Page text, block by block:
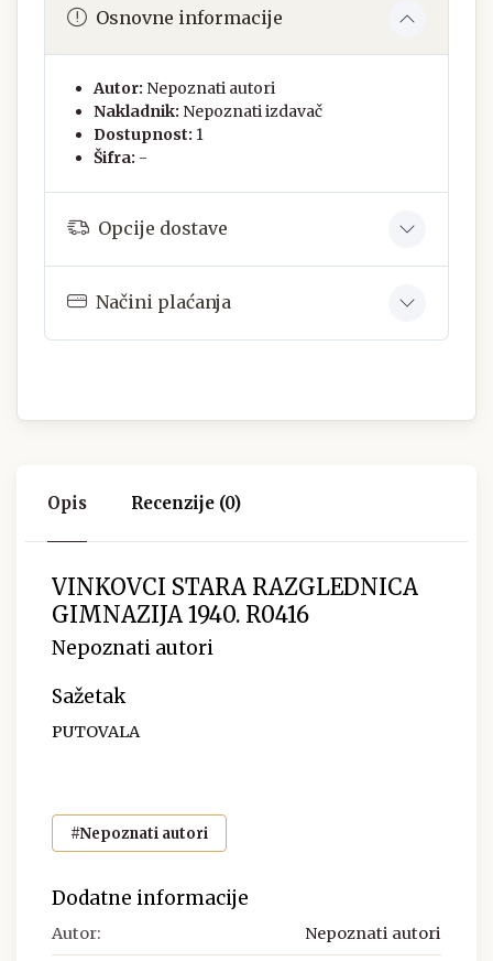
Osnovne informacije
Autor: Nepoznati autori
Nakladnik: Nepoznati izdavač
Dostupnost: 1
Šifra: -
Opcije dostave
Načini plaćanja
Opis Recenzije (0)
VINKOVCI STARA RAZGLEDNICA
GIMNAZIJA 1940. R0416
Nepoznati autori
Sažetak
PUTOVALA
#Nepoznati autori
Dodatne informacije
Autor: Nepoznati autori